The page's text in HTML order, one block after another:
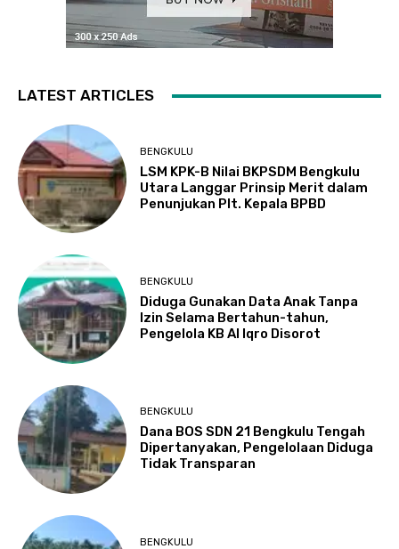
LATEST ARTICLES
BENGKULU
LSM KPK-B Nilai BKPSDM Bengkulu
Utara Langgar Prinsip Merit dalam
Penunjukan Plt. Kepala BPBD
BENGKULU
Diduga Gunakan Data Anak Tanpa
Izin Selama Bertahun-tahun,
Pengelola KB Al Iqro Disorot
BENGKULU
Dana BOS SDN 21 Bengkulu Tengah
Dipertanyakan, Pengelolaan Diduga
Tidak Transparan
BENGKULU